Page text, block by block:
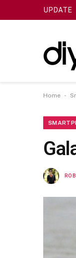
UPDATE
Home -